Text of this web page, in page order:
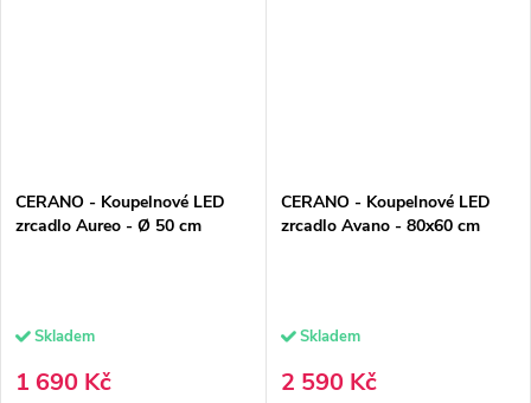
CERANO - Koupelnové LED
zrcadlo Aureo - Ø 50 cm
Skladem
1 690 Kč
CERANO - Koupelnové LED
zrcadlo Avano - 80x60 cm
Skladem
2 590 Kč